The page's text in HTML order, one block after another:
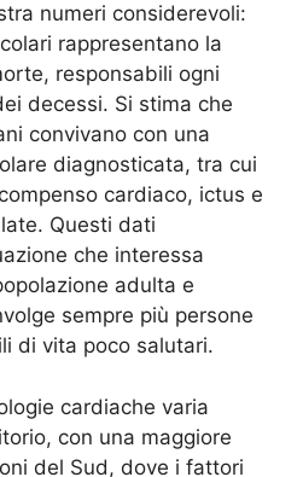
numeri considerevoli:
rappresentano la
responsabili ogni
decessi. Si stima che
convivano con una
diagnosticata, tra cui
cardiaco, ictus e
Questi dati
che interessa
adulta e
sempre più persone
di vita poco salutari.
cardiache varia
con una maggiore
del Sud, dove i fattori